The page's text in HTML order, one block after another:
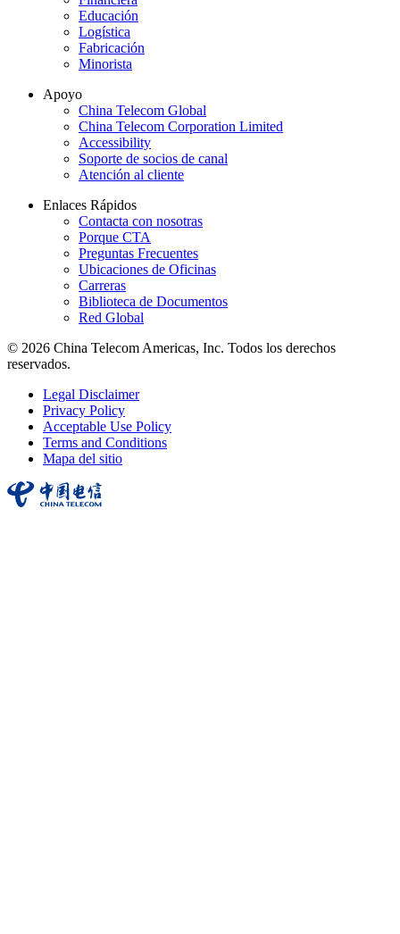
Educación
Logística
Fabricación
Minorista
Apoyo
China Telecom Global
China Telecom Corporation Limited
Accessibility
Soporte de socios de canal
Atención al cliente
Enlaces Rápidos
Contacta con nosotras
Porque CTA
Preguntas Frecuentes
Ubicaciones de Oficinas
Carreras
Biblioteca de Documentos
Red Global
© 2026 China Telecom Americas, Inc. Todos los derechos
reservados.
Legal Disclaimer
Privacy Policy
Acceptable Use Policy
Terms and Conditions
Mapa del sitio